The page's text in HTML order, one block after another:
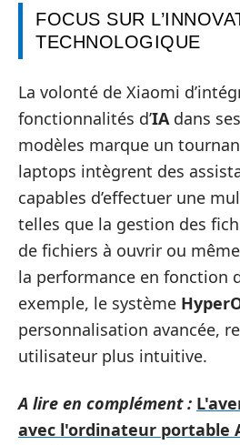
FOCUS SUR
TECHNOLOGIQUE
La volonté de Xiaomi
fonctionnalités d’IAdans
modèles marque un
laptops intègrent des
capables d’effectuer une
telles que la gestion des
de fichiers à ouvrir ou
la performance en fonction
exemple, le système
personnalisation avancée,
utilisateur plus intuitive.
A lire en complément :
avec l'ordinateur portable